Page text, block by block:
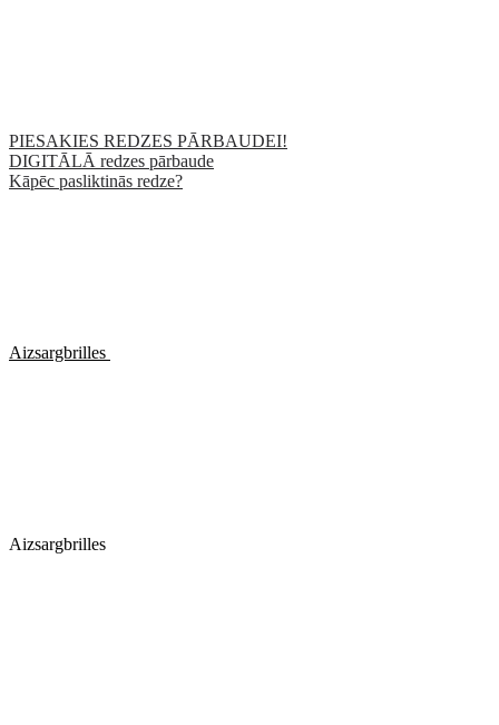
PIESAKIES REDZES PĀRBAUDEI!
DIGITĀLĀ redzes pārbaude
Kāpēc pasliktinās redze?
Aizsargbrilles
Aizsargbrilles